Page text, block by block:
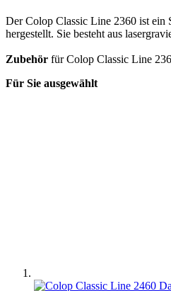
Der Colop Classic Line 2360 ist ein
hergestellt. Sie besteht aus
Zubehör für Colop Classic Line
Für Sie ausgewählt